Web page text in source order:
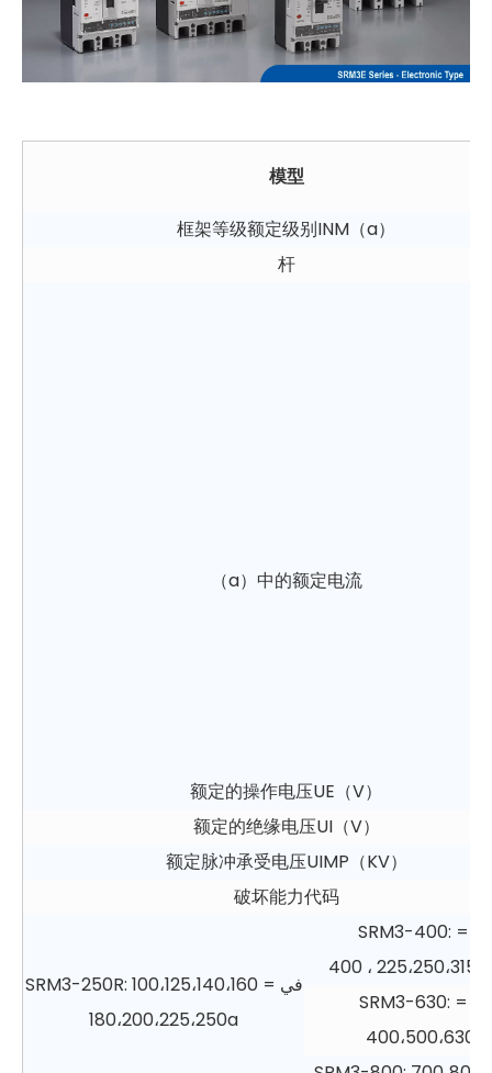
模型
框架等级额定级别INM（a）
杆
（a）中的额定电流
额定的操作电压UE（V）
额定的绝缘电压UI（V）
额定脉冲承受电压UIMP（KV）
破坏能力代码
SRM3-250R: في = 100،125،140،160
180،200،225،250a
SRM3-400: في =
SRM3-630: في =